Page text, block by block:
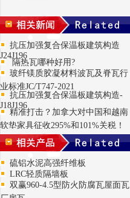
抗压加强复合保温板建筑构造
J24J196
隔热瓦哪种好用?
玻纤镁质胶凝材料波瓦及脊瓦行
业标准JC/T747-2021
抗压加强复合保温板建筑构造-
J18J196
精准打击？加拿大对中国和越南
软垫家具征收295%和101%关税！
硫铝水泥高强纤维板
LRC轻质隔墙板
双赢960-4.5型防火防腐瓦屋面瓦
厂房瓦